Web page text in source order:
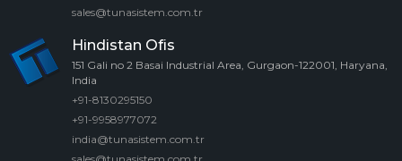
sales@tunasistem.com.tr
Hindistan Ofis
151 Gali no 2 Basai Industrial Area, Gurgaon-122001, Haryana,
India
+91-8130295150
+91-9958977072
india@tunasistem.com.tr